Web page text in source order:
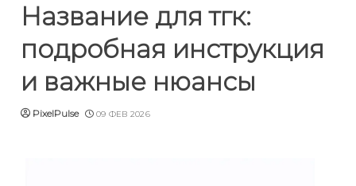
Название для тгк:
подробная инструкция
и важные нюансы
PixelPulse 09 ФЕВ 2026